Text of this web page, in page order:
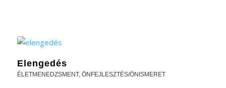
Elengedés
ÉLETMENEDZSMENT, ÖNFEJLESZTÉS/ÖNISMERET